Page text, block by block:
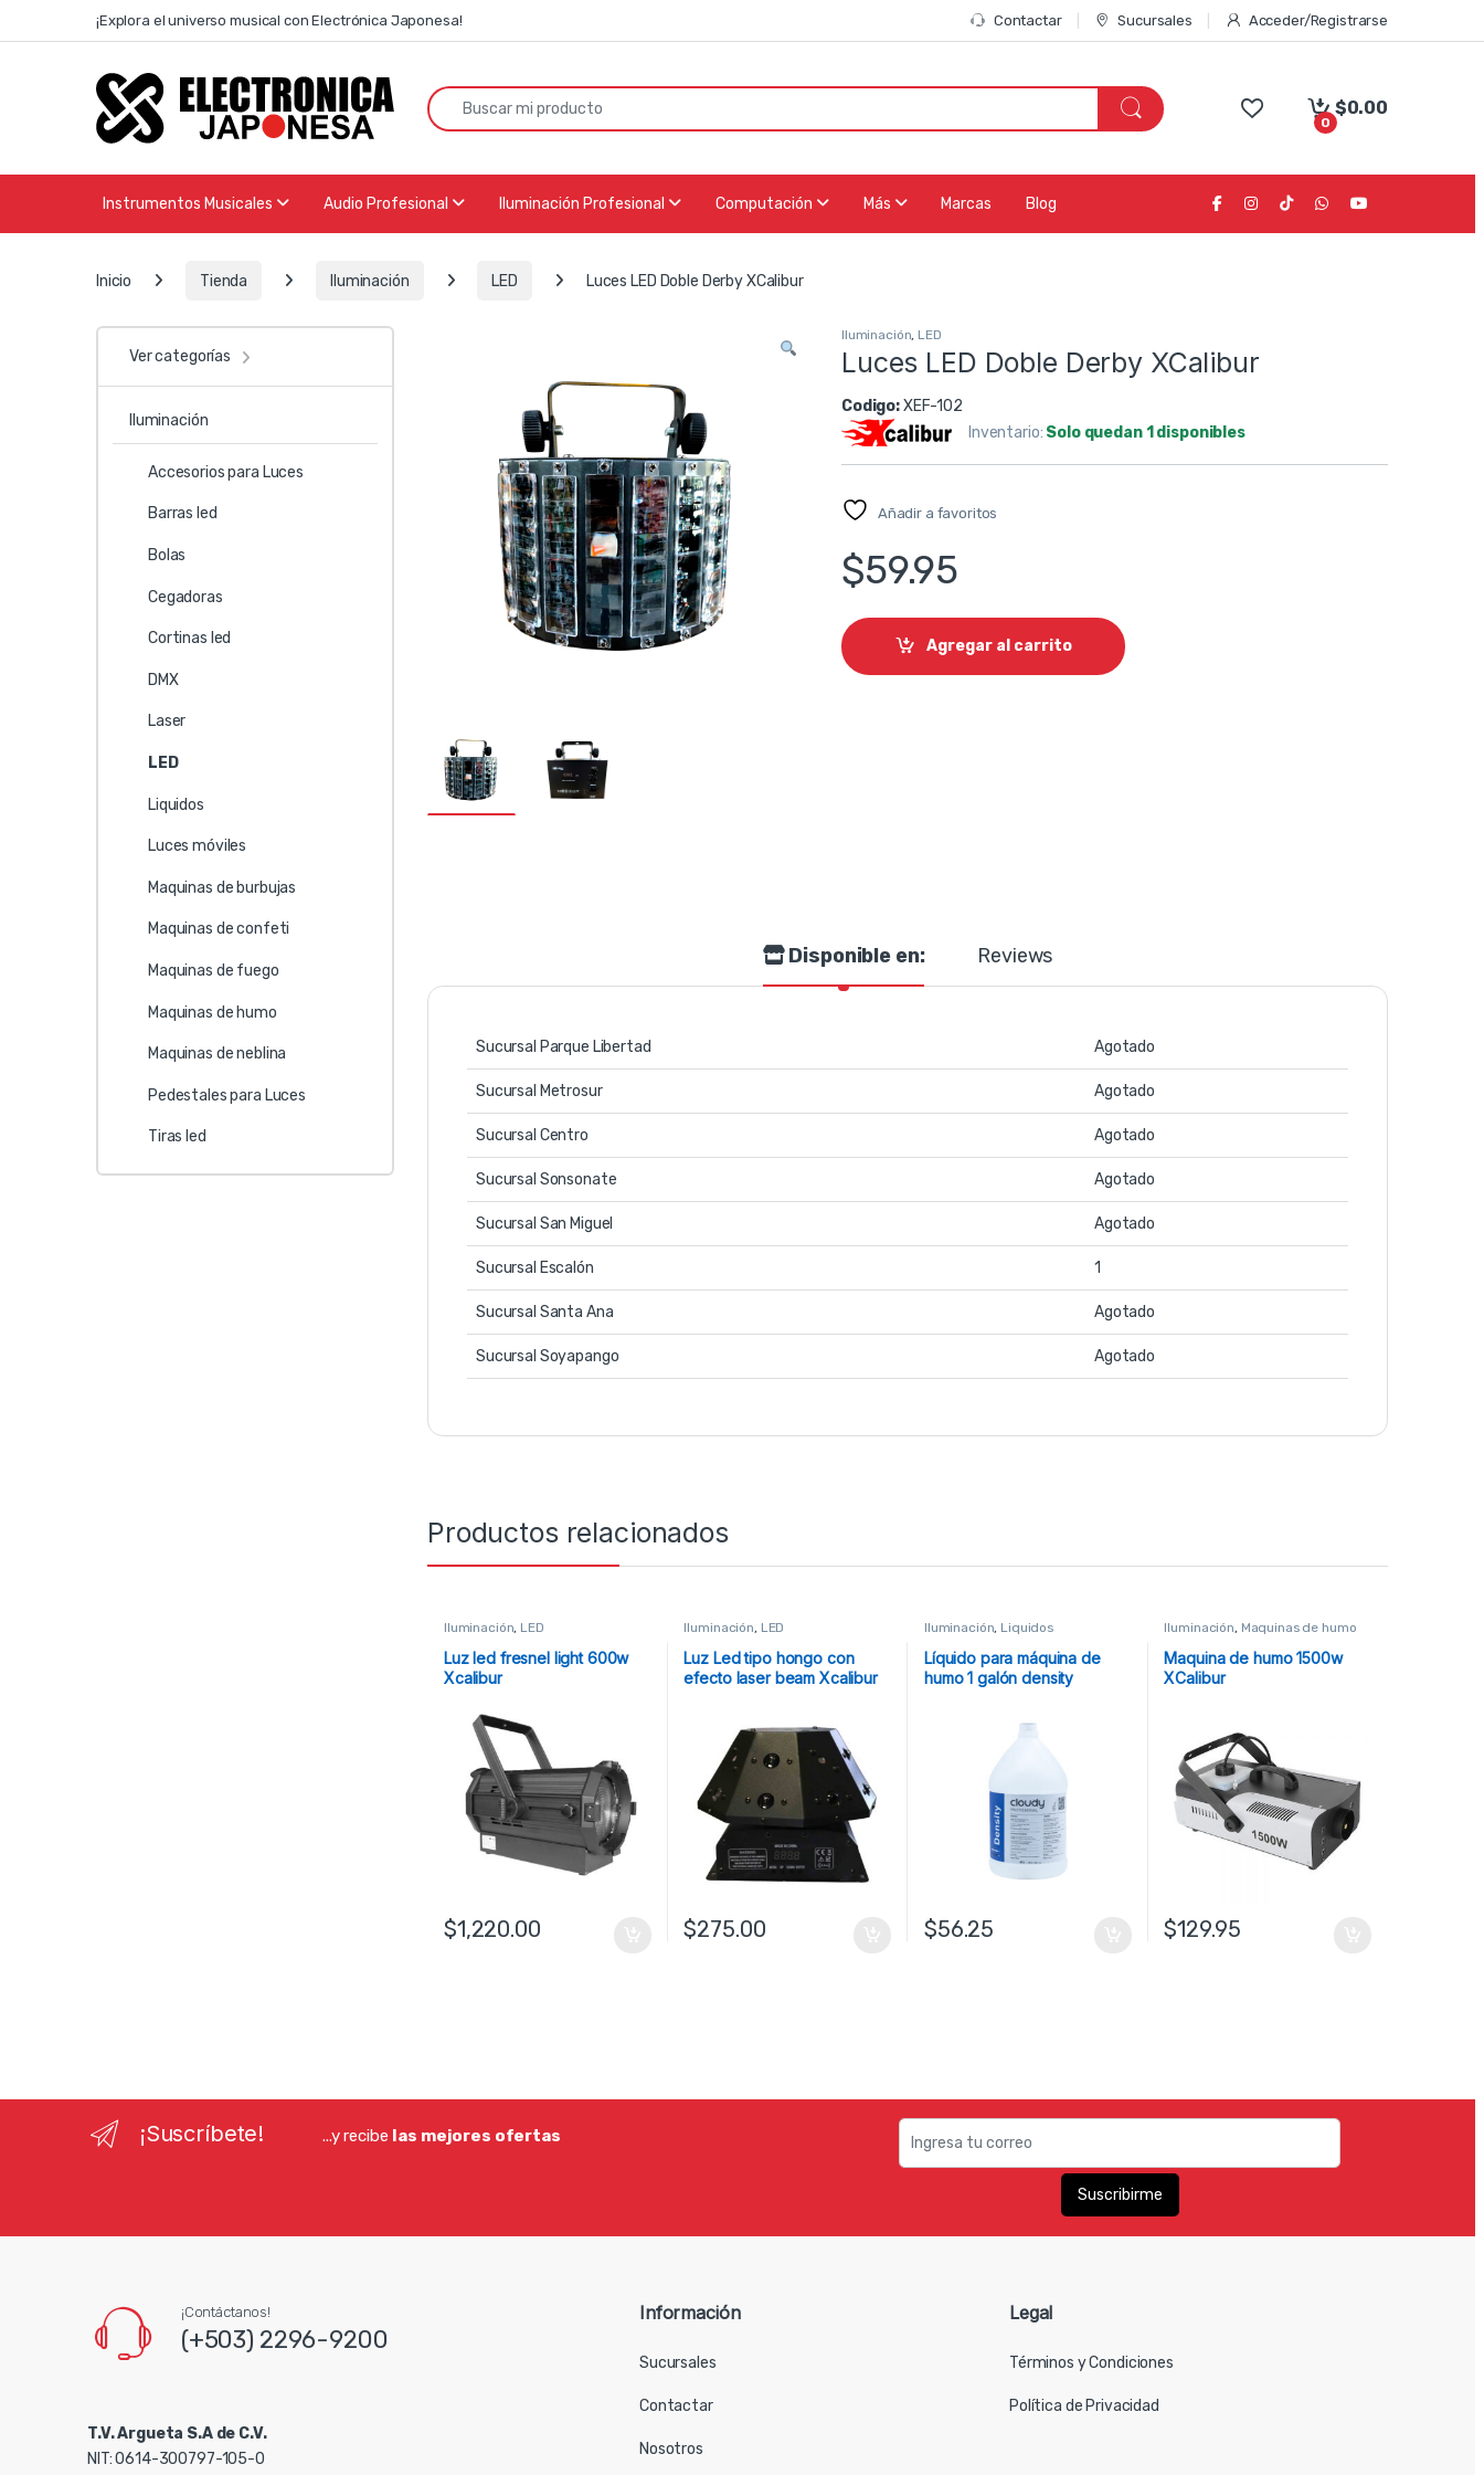
Skip to navigation
Skip to content¡Explora el universo musical con Electrónica Japonesa! Contactar Sucursales Acceder/Registrarse
Search for:
0
$0.00
Instrumentos Musicales Audio Profesional Iluminación Profesional Computación Más Marcas Blog
Inicio Tienda Iluminación LED Luces LED Doble Derby XCalibur
Iluminación, LED
Luces LED Doble Derby XCalibur
Codigo:XEF-102
Inventario: Solo quedan 1 disponibles
Añadir a favoritos
$59.95
Agregar al carrito
Disponible en: Reviews
Sucursal Parque Libertad Agotado
Sucursal Metrosur Agotado
Sucursal Centro Agotado
Sucursal Sonsonate Agotado
Sucursal San Miguel Agotado
Sucursal Escalón 1
Sucursal Santa Ana Agotado
Sucursal Soyapango Agotado
Productos relacionados
Iluminación, LED
Luz led fresnel light 600w
Xcalibur
$1,220.00
Iluminación, LED
Luz Led tipo hongo con
efecto laser beam Xcalibur
$275.00
Iluminación, Liquidos
Líquido para máquina de
humo 1 galón density
$56.25
Iluminación, Maquinas de humo
Maquina de humo 1500w
XCalibur
$129.95
Ver categorías
Iluminación
Accesorios para Luces
Barras led
Bolas
Cegadoras
Cortinas led
DMX
Laser
LED
Liquidos
Luces móviles
Maquinas de burbujas
Maquinas de confeti
Maquinas de fuego
Maquinas de humo
Maquinas de neblina
Pedestales para Luces
Tiras led
¡Suscríbete! ...y recibe las mejores ofertas
¡Contáctanos!
(+503) 2296-9200
T.V. Argueta S.A de C.V.
NIT: 0614-300797-105-0
Información
Sucursales
Contactar
Nosotros
Legal
Términos y Condiciones
Política de Privacidad